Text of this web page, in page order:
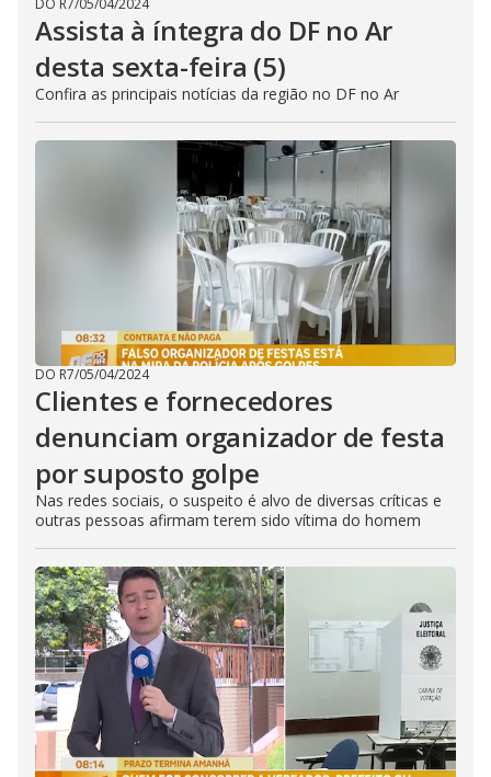
DO R7/05/04/2024
Assista à íntegra do DF no Ar
desta sexta-feira (5)
Confira as principais notícias da região no DF no Ar
DO R7/05/04/2024
Clientes e fornecedores
denunciam organizador de festa
por suposto golpe
Nas redes sociais, o suspeito é alvo de diversas críticas e
outras pessoas afirmam terem sido vítima do homem